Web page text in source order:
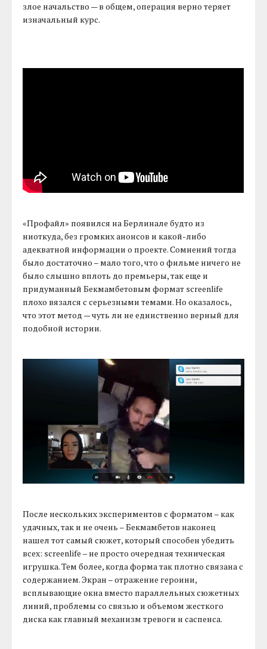
злое начальство — в общем, операция верно теряет
изначальный курс.
«Профайл» появился на Берлинале будто из
ниоткуда, без громких анонсов и какой-либо
адекватной информации о проекте. Сомнений тогда
было достаточно – мало того, что о фильме ничего не
было слышно вплоть до премьеры, так еще и
придуманный Бекмамбетовым формат screenlife
плохо вязался с серьезными темами. Но оказалось,
что этот метод — чуть ли не единственно верный для
подобной истории.
После нескольких экспериментов с форматом – как
удачных, так и не очень – Бекмамбетов наконец
нашел тот самый сюжет, который способен убедить
всех: screenlife – не просто очередная техническая
игрушка. Тем более, когда форма так плотно связана с
содержанием. Экран – отражение героини,
всплывающие окна вместо параллельных сюжетных
линий, проблемы со связью и объемом жесткого
диска как главный механизм тревоги и саспенса.